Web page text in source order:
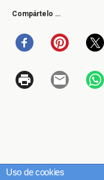
Compártelo …
Uso de cookies